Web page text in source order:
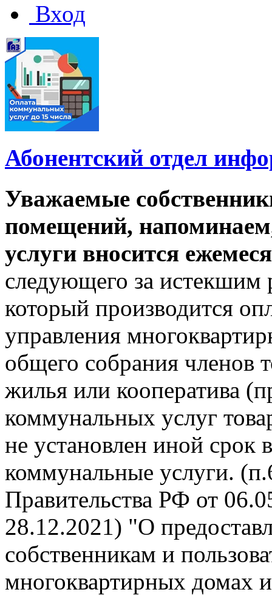
Вход
Абонентский отдел
Уважаемые
помещений,
услуги вносится
следующего за истекшим
который производится
управления
общего собрания членов
жилья или кооператива
коммунальных услуг
не установлен иной срок
коммунальные услуги.
Правительства РФ от
28.12.2021) "О
собственникам и
многоквартирных